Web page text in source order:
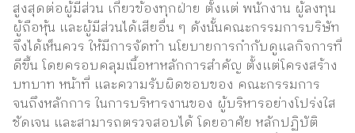
SDGs
สูงสุดต่อผู้มีส่วน เกี่ยวข้องทุกฝ่าย ตั้งแต่ พนักงาน ผู้ลงทุน
ผู้ถือหุ้น และผู้มีส่วนได้เสียอื่น ๆ ดังนั้นคณะกรรมการบริษัท
จึงได้เห็นควร ให้มีการจัดทํา นโยบายการกํากับดูแลกิจการที่
ดีขึ้น โดยครอบคลุมเนื้อหาหลักการสําคัญ ตั้งแต่โครงสร้าง
บทบาท หน้าที่ และความรับผิดชอบของ คณะกรรมการ
จนถึงหลักการ ในการบริหารงานของ ผู้บริหารอย่างโปร่งใส
ชัดเจน และสามารถตรวจสอบได้ โดยอาศัย หลักปฏิบัติ